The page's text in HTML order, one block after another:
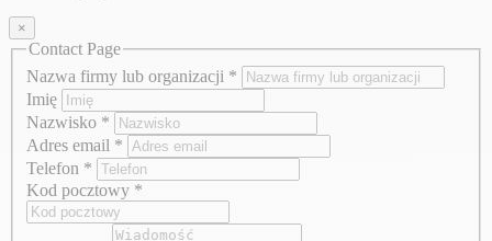
×
Contact Page
Nazwa firmy lub organizacji *
Imię
Nazwisko *
Adres email *
Telefon *
Kod pocztowy *